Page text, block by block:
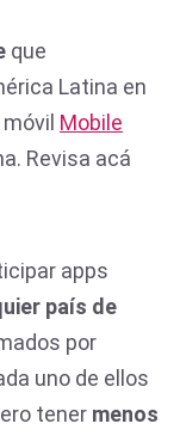
que
Latina en
Mobile
Revisa acá
apps
país de
por
uno de ellos
tener menos